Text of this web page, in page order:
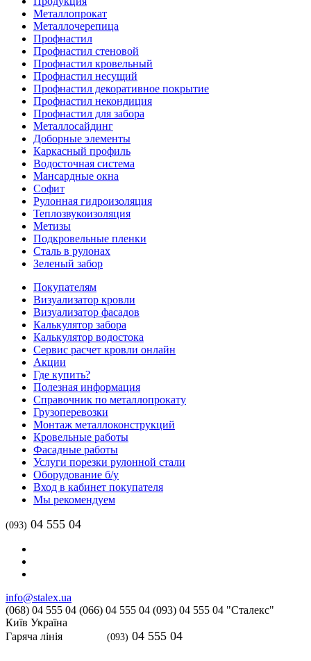
Металлопрокат
Металлочерепица
Профнастил
Профнастил стеновой
Профнастил кровельный
Профнастил несущий
Профнастил декоративное покрытие
Профнастил некондиция
Профнастил для забора
Металлосайдинг
Доборные элементы
Каркасный профиль
Водосточная система
Мансардные окна
Софит
Рулонная гидроизоляция
Теплозвукоизоляция
Метизы
Подкровельные пленки
Сталь в рулонах
Зеленый забор
Покупателям
Визуализатор кровли
Визуализатор фасадов
Калькулятор забора
Калькулятор водостока
Сервис расчет кровли онлайн
Акции
Где купить?
Полезная информация
Справочник по металлопрокату
Грузоперевозки
Монтаж металлоконструкций
Кровельные работы
Фасадные работы
Услуги порезки рулонной стали
Оборудование б/у
Вход в кабинет покупателя
Мы рекомендуем
(093) 04 555 04
info@stalex.ua
(068) 04 555 04 (066) 04 555 04 (093) 04 555 04 "Сталекс"
Київ Україна
Гаряча лінія
(093) 04 555 04